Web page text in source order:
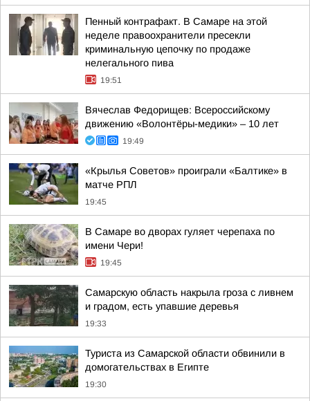
Пенный контрафакт. В Самаре на этой
неделе правоохранители пресекли
криминальную цепочку по продаже
нелегального пива
19:51
Вячеслав Федорищев: Всероссийскому
движению «Волонтёры-медики» – 10 лет
19:49
«Крылья Советов» проиграли «Балтике» в
матче РПЛ
19:45
В Самаре во дворах гуляет черепаха по
имени Чери!
19:45
Самарскую область накрыла гроза с ливнем
и градом, есть упавшие деревья
19:33
Туриста из Самарской области обвинили в
домогательствах в Египте
19:30